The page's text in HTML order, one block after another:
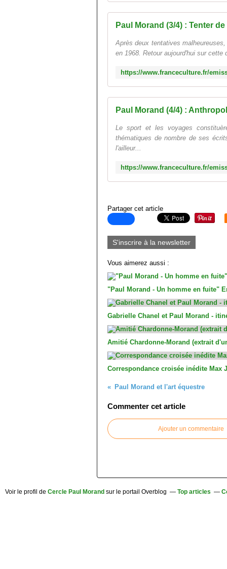
Paul Morand (3/4) : Tenter
Après deux tentatives
en 1968. Retour aujourd'hui sur
Paul Morand (4/4) :
Le sport et les voyages
thématiques de nombre de ses
l'ailleur...
Partager cet article
S'inscrire à la newsletter
Vous aimerez aussi :
"Paul Morand - Un homme en fuite"
Gabrielle Chanel et Paul Morand -
Amitié Chardonne-Morand (extrait
Correspondance croisée inédite Max
Paul Morand et l'art équestre
Commenter cet article
Ajouter un commentaire
Voir le profil de Cercle Paul Morand sur le portail Overblog Top articles